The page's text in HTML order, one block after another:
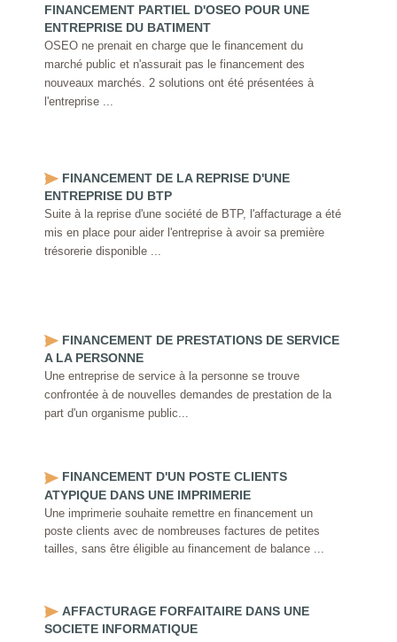
FINANCEMENT PARTIEL D'OSEO POUR UNE
ENTREPRISE DU BATIMENT
OSEO ne prenait en charge que le financement du
marché public et n'assurait pas le financement des
nouveaux marchés. 2 solutions ont été présentées à
l'entreprise ...
FINANCEMENT DE LA REPRISE D'UNE
ENTREPRISE DU BTP
Suite à la reprise d'une société de BTP, l'affacturage a été
mis en place pour aider l'entreprise à avoir sa première
trésorerie disponible ...
FINANCEMENT DE PRESTATIONS DE SERVICE
A LA PERSONNE
Une entreprise de service à la personne se trouve
confrontée à de nouvelles demandes de prestation de la
part d'un organisme public...
FINANCEMENT D'UN POSTE CLIENTS
ATYPIQUE DANS UNE IMPRIMERIE
Une imprimerie souhaite remettre en financement un
poste clients avec de nombreuses factures de petites
tailles, sans être éligible au financement de balance ...
AFFACTURAGE FORFAITAIRE DANS UNE
SOCIETE INFORMATIQUE